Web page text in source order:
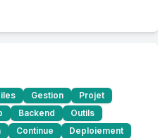
Gestion
Projet
Backend
Outils
Continue
Deploiement